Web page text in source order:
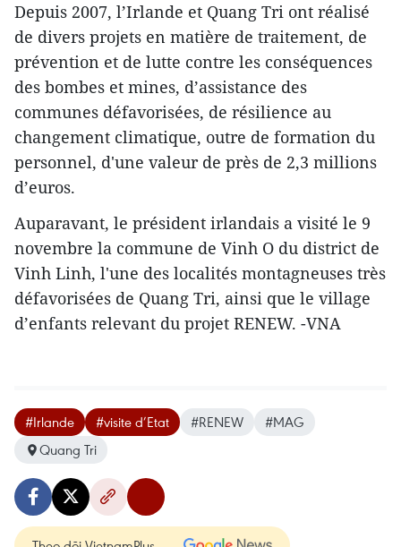
Depuis 2007, l’Irlande et Quang Tri ont réalisé
de divers projets en matière de traitement, de
prévention et de lutte contre les conséquences
des bombes et mines, d’assistance des
communes défavorisées, de résilience au
changement climatique, outre de formation du
personnel, d'une valeur de près de 2,3 millions
d’euros.
Auparavant, le président irlandais a visité le 9
novembre la commune de Vinh O du district de
Vinh Linh, l'une des localités montagneuses très
défavorisées de Quang Tri, ainsi que le village
d’enfants relevant du projet RENEW. -VNA
#Irlande #visite d’Etat #RENEW
#MAG
Quang Tri